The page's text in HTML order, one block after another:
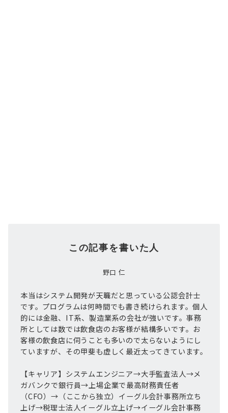
この記事を書いた人
野口 仁
本当はシステム開発が天職だと思っている公認会計士
です。プログラムは何時間でも書き続けられます。個人
的には金融、IT系、製造業系の会社が強いです。事務
所としては数では飲食店のお客様が結構多いです。お
客様の飲食店に伺うことも多いので太らないようにし
ていますが、その甲斐も虚しく最近太ってきています。
【キャリア】システムエンジニア→大手監査法人→メ
ガバンクで銀行員→上場企業で最高財務責任者
（CFO）→（ここから独立）イーグル会計事務所立ち
上げ→税理士法人イーグル立上げ→イーグル会計事務